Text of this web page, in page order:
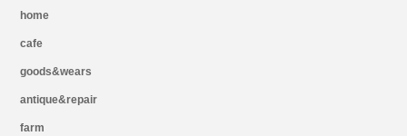
home
cafe
goods&wears
antique&repair
farm